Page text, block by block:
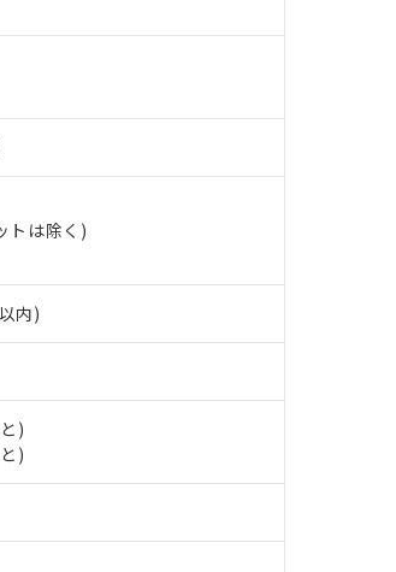
トは除く)
内)
)
)
で、過去に遡って非含有を証明するものではあ
対応では、対応完了までの期間は出荷製品に
ました。
ることから、特段のことがない限り、2022年1